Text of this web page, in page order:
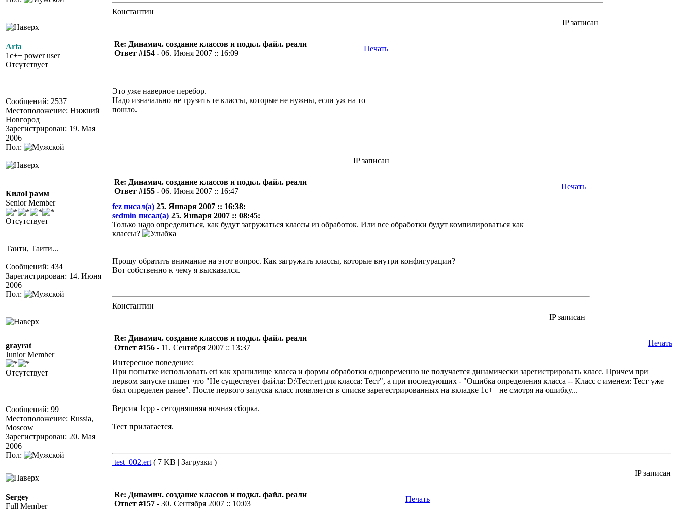
Константин
IP записан
Arta
1c++ power user
Отсутствует
Сообщений: 2537
Местоположение: Нижний
Новгород
Зарегистрирован: 19. Мая
2006
Пол:
Re: Динамич. создание классов и подкл. файл. реали
Ответ #154 - 06. Июня 2007 :: 16:09
Печать
Это уже наверное перебор.
Надо изначально не грузить те классы, которые не нужны, если уж на то
пошло.
IP записан
КилоГрамм
Senior Member
Отсутствует
Таити, Таити...
Сообщений: 434
Зарегистрирован: 14. Июня
2006
Пол:
Re: Динамич. создание классов и подкл. файл. реали
Ответ #155 - 06. Июня 2007 :: 16:47
Печать
fez писал(а) 25. Января 2007 :: 16:38:
sedmin писал(а) 25. Января 2007 :: 08:45:
Только надо определиться, как будут загружаться классы из обработок. Или все обработки будут компилироваться как
классы?
Прошу обратить внимание на этот вопрос. Как загружать классы, которые внутри конфигурации?
Вот собственно к чему я высказался.
Константин
IP записан
grayrat
Junior Member
Отсутствует
Сообщений: 99
Местоположение: Russia,
Moscow
Зарегистрирован: 20. Мая
2006
Пол:
Re: Динамич. создание классов и подкл. файл. реали
Ответ #156 - 11. Сентября 2007 :: 13:37
Печать
Интересное поведение:
При попытке использовать ert как хранилище класса и формы обработки одновременно не получается динамически зарегистрировать класс. Причем при
первом запуске пишет что "Не существует файла: D:\Тест.ert для класса: Тест", а при последующих - "Ошибка определения класса -- Класс с именем: Тест уже
был определен ранее". После первого запуска класс появляется в списке зарегестрированных на вкладке 1с++ не смотря на ошибку...
Версия 1cpp - сегодняшняя ночная сборка.
Тест прилагается.
test_002.ert ( 7 KB | Загрузки )
IP записан
Sergey
Full Member
Re: Динамич. создание классов и подкл. файл. реали
Ответ #157 - 30. Сентября 2007 :: 10:03
Печать